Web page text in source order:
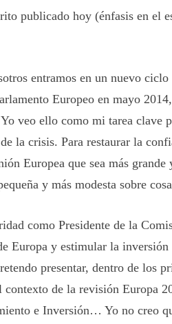
publicado hoy (énfasisen el
entramos en un nuevo
Europeo en mayo 2014,
veo ello como mi tarea clave
la crisis. Para restaurar la
Europea que sea más grande
y más modesta sobre
como Presidente de la
Europa y estimular la
presentar, dentro de los
contexto de la revisión Europa
e Inversión… Yo no creo